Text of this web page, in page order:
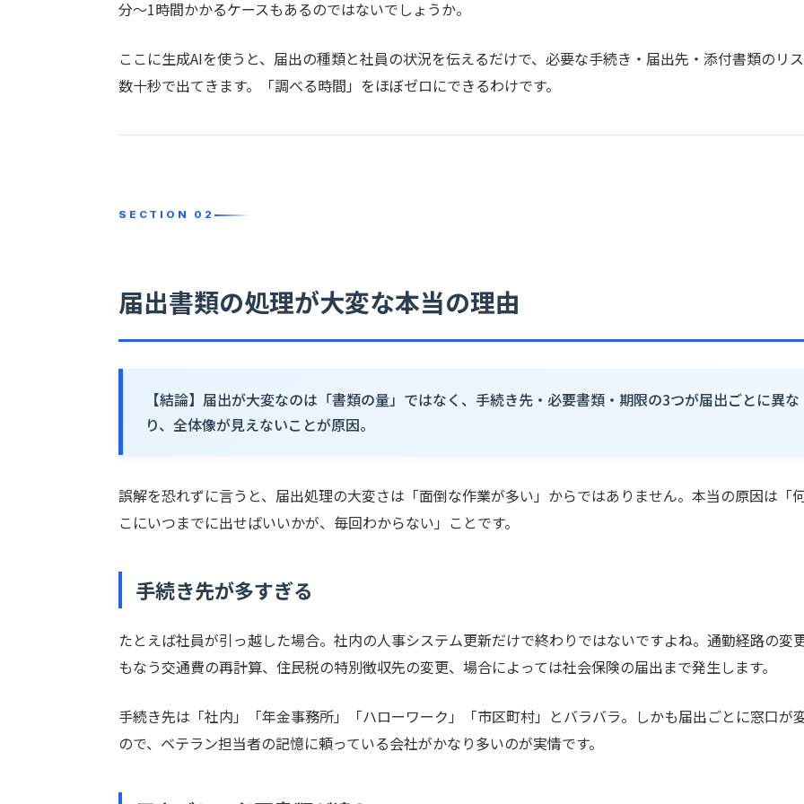
分〜1時間かかるケースもあるのではないでしょうか。
ここに生成AIを使うと、届出の種類と社員の状況を伝えるだけで、必要な手続き・届出先・添付書類のリ
数十秒で出てきます。「調べる時間」をほぼゼロにできるわけです。
届出書類の処理が大変な本当の理由
【結論】届出が大変なのは「書類の量」ではなく、手続き先・必要書類・期限の3つが届出ごとに異な
り、全体像が見えないことが原因。
誤解を恐れずに言うと、届出処理の大変さは「面倒な作業が多い」からではありません。本当の原因は「
こにいつまでに出せばいいかが、毎回わからない」ことです。
手続き先が多すぎる
たとえば社員が引っ越した場合。社内の人事システム更新だけで終わりではないですよね。通勤経路の変
もなう交通費の再計算、住民税の特別徴収先の変更、場合によっては社会保険の届出まで発生します。
手続き先は「社内」「年金事務所」「ハローワーク」「市区町村」とバラバラ。しかも届出ごとに窓口が
ので、ベテラン担当者の記憶に頼っている会社がかなり多いのが実情です。